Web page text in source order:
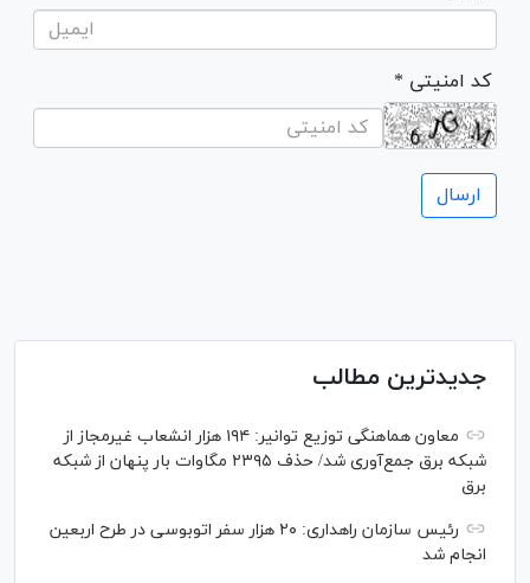
* کد امنیتی
جدیدترین مطالب
معاون هماهنگی توزیع توانیر: ۱۹۴ هزار انشعاب غیرمجاز از
شبکه برق جمع‌آوری شد/ حذف ۲۳۹۵ مگاوات بار پنهان از شبکه
برق
رئیس سازمان راهداری: ۲۰ هزار سفر اتوبوسی در طرح اربعین
انجام شد